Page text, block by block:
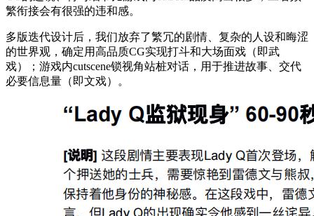
繁衔接会有很强的违和感。
多版迭代设计后，我们放弃了繁冗的剧情、复杂的人设和晦涩
的世界观，确定用高品质CG实现打斗和大场面戏（即武
戏）；游戏内cutscene锁视角站桩对话，用于推进故事、交代
必要信息量（即文戏）。